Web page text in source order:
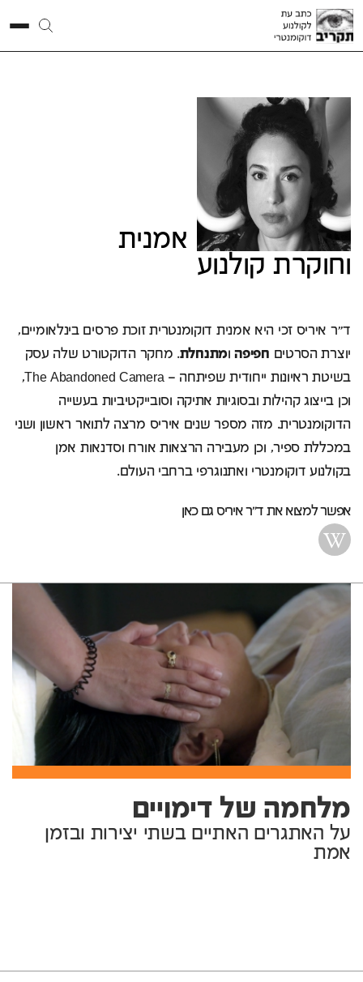
אמנית
וחוקרת קולנוע
ד״ר איריס זכי היא אמנית דוקומנטרית זוכת פרסים בינלאומיים,
יוצרת הסרטים חפיפהומתנחלת. מחקר הדוקטורט שלה עסק
בשיטת ראיונות ייחודית שפיתחה – The Abandoned Camera,
וכן בייצוג קהילות ובסוגיות אתיקה וסובייקטיביות בעשייה
הדוקומנטרית. מזה מספר שנים איריס מרצה לתואר ראשון ושני
במכללת ספיר, וכן מעבירה הרצאות אורח וסדנאות אמן
בקולנוע דוקומנטרי ואתנוגרפי ברחבי העולם.
אפשר למצוא את ד"ר איריס גם כאן
מלחמה של דימויים
על האתגרים האתיים בשתי יצירות ובזמן
אמת